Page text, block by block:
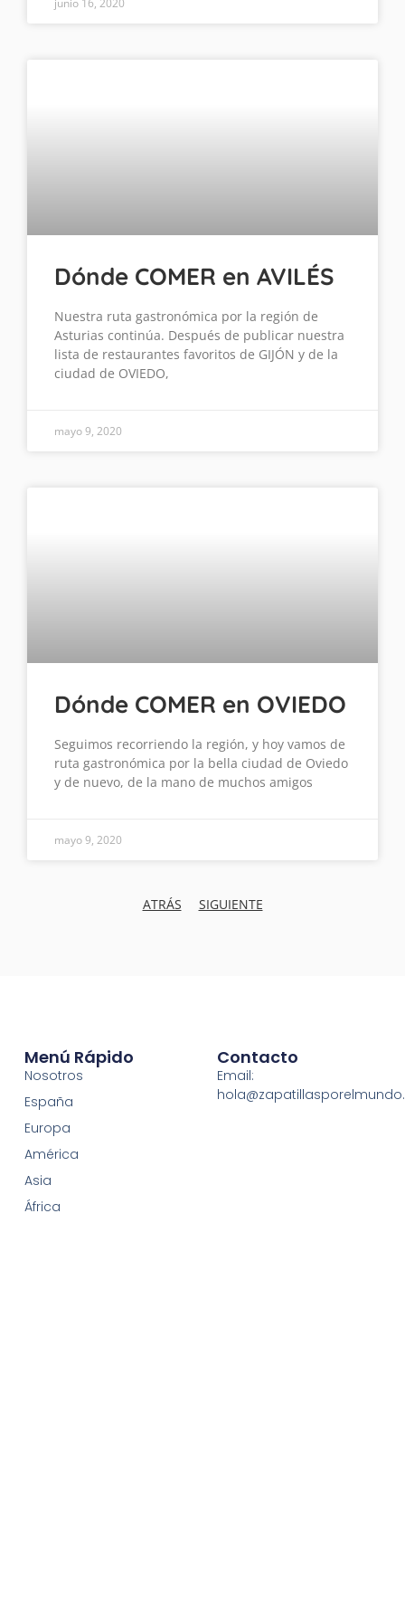
junio 16, 2020
Dónde COMER en AVILÉS
Nuestra ruta gastronómica por la región de
Asturias continúa. Después de publicar nuestra
lista de restaurantes favoritos de GIJÓN y de la
ciudad de OVIEDO,
mayo 9, 2020
Dónde COMER en OVIEDO
Seguimos recorriendo la región, y hoy vamos de
ruta gastronómica por la bella ciudad de Oviedo
y de nuevo, de la mano de muchos amigos
mayo 9, 2020
ATRÁS SIGUIENTE
Menú Rápido
Nosotros
España
Europa
América
Asia
África
Contacto
Email: